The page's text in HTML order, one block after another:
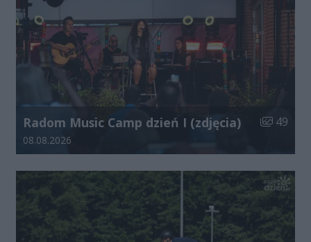
Radom Music Camp dzień I (zdjęcia) Liczba
49
Data dodania galerii:
08.08.2026